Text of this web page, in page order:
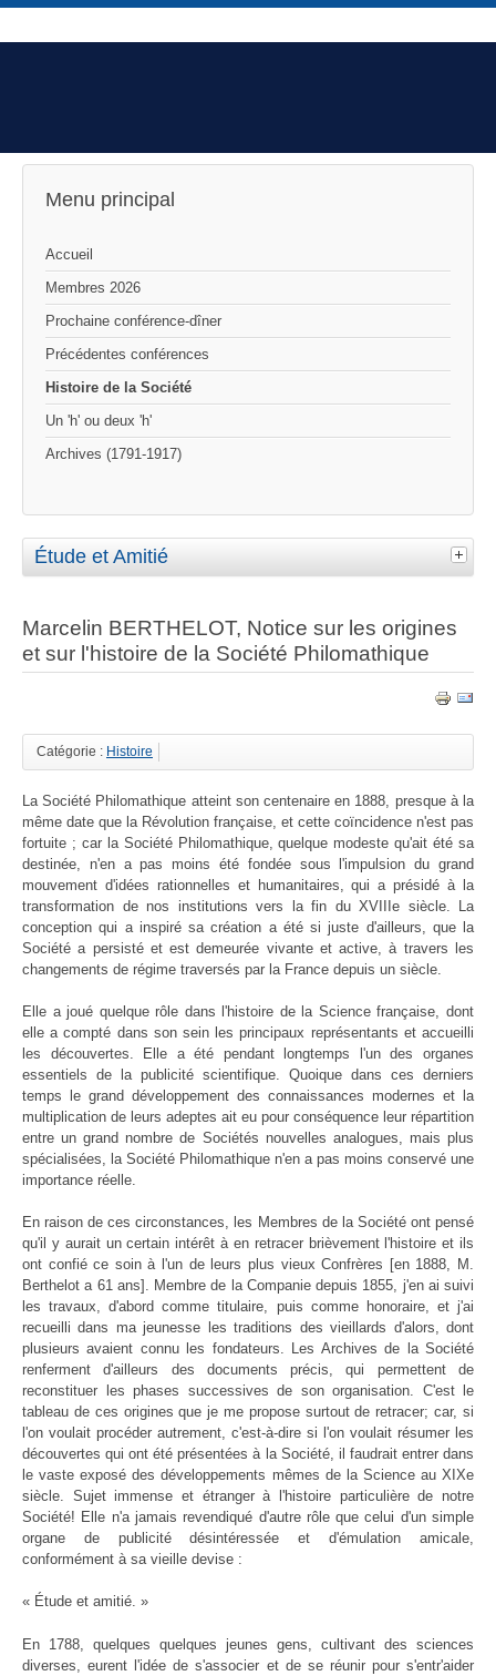
Menu principal
Accueil
Membres 2026
Prochaine conférence-dîner
Précédentes conférences
Histoire de la Société
Un 'h' ou deux 'h'
Archives (1791-1917)
Étude et Amitié
Marcelin BERTHELOT, Notice sur les origines
et sur l'histoire de la Société Philomathique
Catégorie : Histoire
La Société Philomathique atteint son centenaire en 1888, presque à la
même date que la Révolution française, et cette coïncidence n'est pas
fortuite ; car la Société Philomathique, quelque modeste qu'ait été sa
destinée, n'en a pas moins été fondée sous l'impulsion du grand
mouvement d'idées rationnelles et humanitaires, qui a présidé à la
transformation de nos institutions vers la fin du XVIIIe siècle. La
conception qui a inspiré sa création a été si juste d'ailleurs, que la
Société a persisté et est demeurée vivante et active, à travers les
changements de régime traversés par la France depuis un siècle.
Elle a joué quelque rôle dans l'histoire de la Science française, dont
elle a compté dans son sein les principaux représentants et accueilli
les découvertes. Elle a été pendant longtemps l'un des organes
essentiels de la publicité scientifique. Quoique dans ces derniers
temps le grand développement des connaissances modernes et la
multiplication de leurs adeptes ait eu pour conséquence leur répartition
entre un grand nombre de Sociétés nouvelles analogues, mais plus
spécialisées, la Société Philomathique n'en a pas moins conservé une
importance réelle.
En raison de ces circonstances, les Membres de la Société ont pensé
qu'il y aurait un certain intérêt à en retracer brièvement l'histoire et ils
ont confié ce soin à l'un de leurs plus vieux Confrères [en 1888, M.
Berthelot a 61 ans]. Membre de la Companie depuis 1855, j'en ai suivi
les travaux, d'abord comme titulaire, puis comme honoraire, et j'ai
recueilli dans ma jeunesse les traditions des vieillards d'alors, dont
plusieurs avaient connu les fondateurs. Les Archives de la Société
renferment d'ailleurs des documents précis, qui permettent de
reconstituer les phases successives de son organisation. C'est le
tableau de ces origines que je me propose surtout de retracer; car, si
l'on voulait procéder autrement, c'est-à-dire si l'on voulait résumer les
découvertes qui ont été présentées à la Société, il faudrait entrer dans
le vaste exposé des développements mêmes de la Science au XIXe
siècle. Sujet immense et étranger à l'histoire particulière de notre
Société! Elle n'a jamais revendiqué d'autre rôle que celui d'un simple
organe de publicité désintéressée et d'émulation amicale,
conformément à sa vieille devise :
« Étude et amitié. »
En 1788, quelques quelques jeunes gens, cultivant des sciences
diverses, eurent l'idée de s'associer et de se réunir pour s'entr'aider